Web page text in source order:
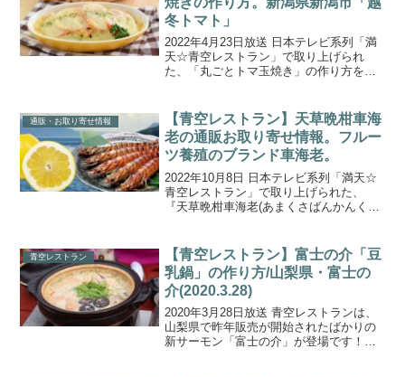
冬トマト」
2022年4月23日放送 日本テレビ系列「満
天☆青空レストラン」で取り上げられ
た、「丸ごとトマ玉焼き」の作り方をご
トマト』です。名人・曽我さんの作るト
マトは、夏野菜のト...
通販・お取り寄せ情報
【青空レストラン】天草晩柑車海
老の通販お取り寄せ情報。フルー
ツ養殖のブランド車海老。
2022年10月8日 日本テレビ系列「満天☆
青空レストラン」で取り上げられた、
『天草晩柑車海老(あまくさばんかんくる
興水産の「天草晩柑車海老(あまくさばん
かんくるまえ...
青空レストラン
【青空レストラン】富士の介「豆
乳鍋」の作り方/山梨県・富士の
介(2020.3.28)
2020年3月28日放送 青空レストランは、
山梨県で昨年販売が開始されたばかりの
新サーモン「富士の介」が登場です！こ